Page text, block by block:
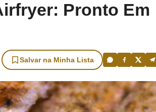
Pronto Em
Salvar na Minha Lista